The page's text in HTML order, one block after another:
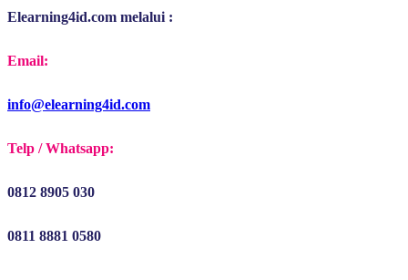
Elearning4id.com melalui :
Email:
info@elearning4id.com
Telp / Whatsapp:
0812 8905 030
0811 8881 0580